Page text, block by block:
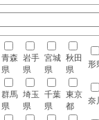
青森
県
岩手
県
宮城
県
秋田
県
形
群馬
県
埼玉
県
千葉
県
東京
都
奈